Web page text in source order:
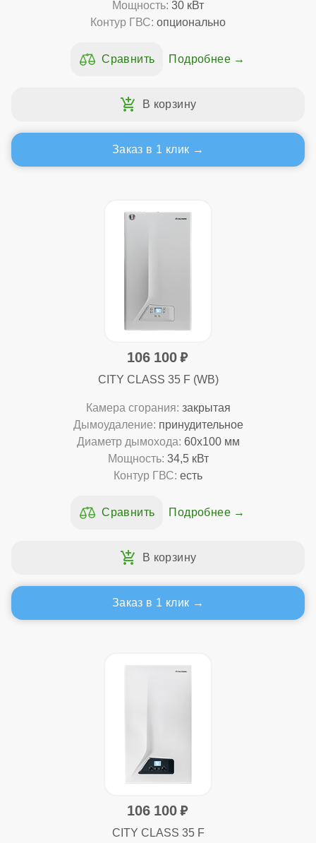
Мощность: 30 кВт
Контур ГВС: опционально
Подробнее
Заказ в 1 клик
106 100
CITY CLASS 35 F (WB)
Камера сгорания: закрытая
Дымоудаление: принудительное
Диаметр дымохода: 60x100 мм
Мощность: 34,5 кВт
Контур ГВС: есть
Подробнее
Заказ в 1 клик
106 100
CITY CLASS 35 F